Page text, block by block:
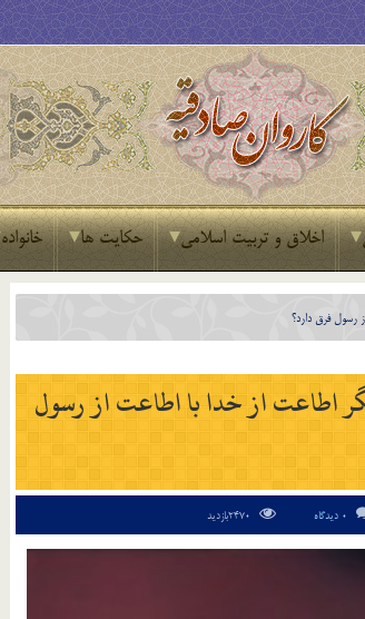
اخلاق و تربیت اسلامی حکایت ها خانواده
رسول فرق دارد؟
اطاعت از خدا با اطاعت از رسول
0 دیدگاه